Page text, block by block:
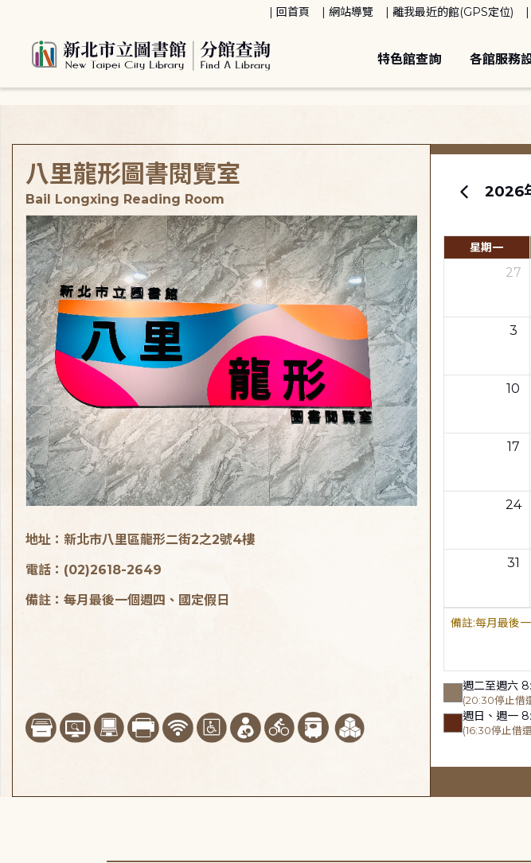
回首頁 網站導覽 離我最近的館(GPS定位)
特色館查詢 各館服務
2026
星期一
27
3
10
17
24
31
每月最後
週二至週六
(20:30停止借
週日、週一
(16:30停止借
八里龍形圖書閱覽室
Bail Longxing Reading Room
地址：新北市八里區龍形二街2之2號4樓
電話：(02)2618-2649
備註：每月最後一個週四、國定假日